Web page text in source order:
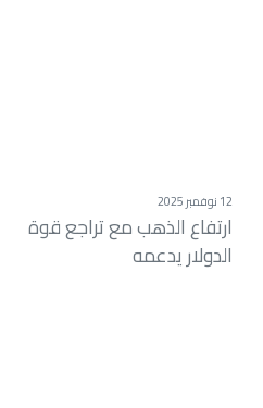
12 نوفمبر 2025
ارتفاع الذهب مع تراجع قوة
الدولار يدعمه